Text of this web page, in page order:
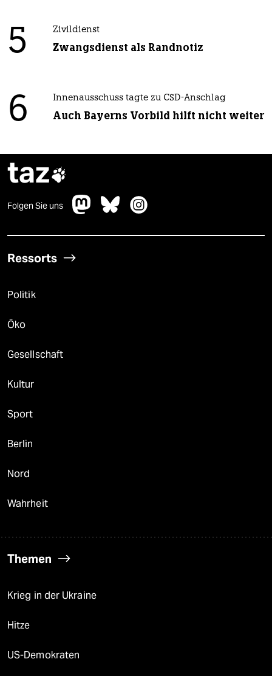
5 Zivildienst
Zwangsdienst als Randnotiz
6 Innenausschuss tagte zu CSD-Anschlag
Auch Bayerns Vorbild hilft nicht weiter
taz
Folgen Sie uns
Ressorts
Politik
Öko
Gesellschaft
Kultur
Sport
Berlin
Nord
Wahrheit
Themen
Krieg in der Ukraine
Hitze
US-Demokraten